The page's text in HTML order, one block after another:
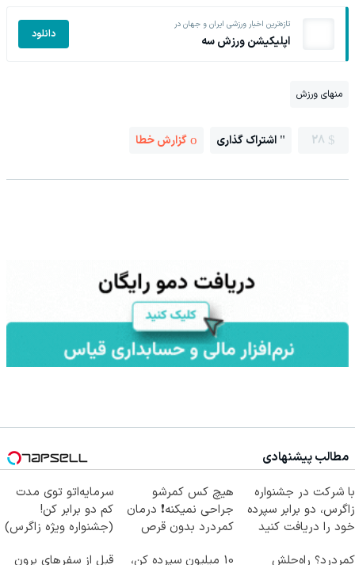
تازه‌ترین اخبار ورزشی ایران و جهان در
اپلیکیشن ورزش سه دانلود
منهای ورزش
28 اشتراک گذاری گزارش خطا
مطالب پیشنهادی
با شرکت در جشنواره
زاگرس، دو برابر سپرده
خود را دریافت کنید
هیچ کس کمرشو
جراحی نمیکنه❗ درمان
کمردرد بدون قرص
سرمایه‌اتو توی مدت
کم دو برابر کن!
(جشنواره ویژه زاگرس)
کمردرد؟ راه‌حلش
10 میلیون سپرده کن،
قبل از سفرهای برون